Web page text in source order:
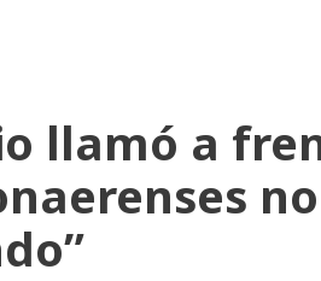
llamó a